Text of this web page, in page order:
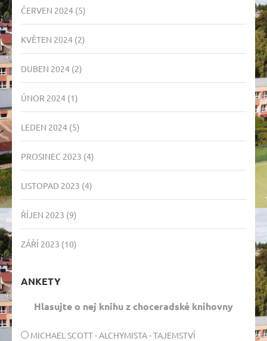
ČERVEN 2024 (5)
KVĚTEN 2024 (2)
DUBEN 2024 (2)
ÚNOR 2024 (1)
LEDEN 2024 (5)
PROSINEC 2023 (4)
LISTOPAD 2023 (4)
ŘÍJEN 2023 (9)
ZÁŘÍ 2023 (10)
ANKETY
Hlasujte o nej knihu z choceradské knihovny
MICHAEL SCOTT - ALCHYMISTA - TAJEMSTVÍ